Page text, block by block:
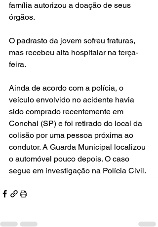
família autorizou a doação de seus
órgãos.
O padrasto da jovem sofreu fraturas,
mas recebeu alta hospitalar na terça-
feira.
Ainda de acordo com a polícia, o
veículo envolvido no acidente havia
sido comprado recentemente em
Conchal (SP) e foi retirado do local da
colisão por uma pessoa próxima ao
condutor. A Guarda Municipal localizou
o automóvel pouco depois. O caso
segue em investigação na Polícia Civil.